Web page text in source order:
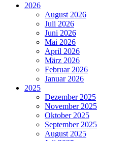
2026
August 2026
Juli 2026
Juni 2026
Mai 2026
April 2026
März 2026
Februar 2026
Januar 2026
2025
Dezember 2025
November 2025
Oktober 2025
September 2025
August 2025